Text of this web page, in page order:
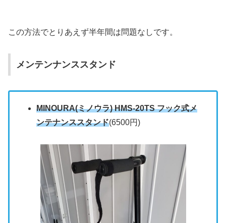
この方法でとりあえず半年間は問題なしです。
メンテンナンススタンド
MINOURA(ミノウラ) HMS-20TS フック式メ
ンテナンススタンド(6500円)